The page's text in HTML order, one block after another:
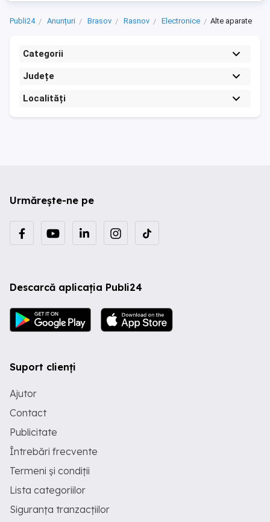
Publi24 Anunțuri Brasov Rasnov Electronice Alte aparate
Categorii
Județe
Localități
Urmărește-ne pe
Descarcă aplicația Publi24
Suport clienți
Ajutor
Contact
Publicitate
Întrebări frecvente
Termeni și condiții
Lista categoriilor
Siguranța tranzacțiilor